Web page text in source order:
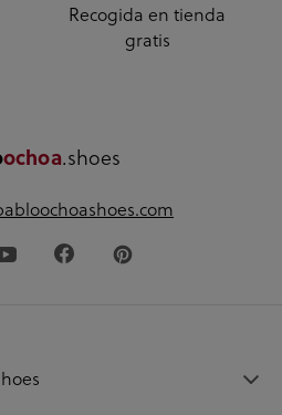
Recogida en tienda
gratis
ochoa.shoes